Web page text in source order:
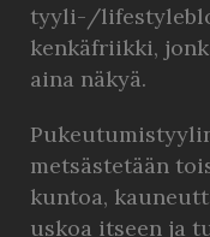
tyyli-/
kenkäfriikki,
aina näkyä.
metsästetään
kuntoa,
uskoa itseen ja